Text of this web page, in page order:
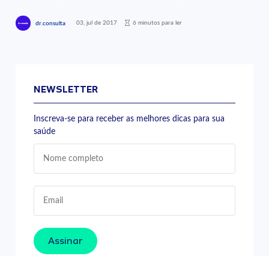
dr.consulta 03, jul de 2017 6 minutos para ler
NEWSLETTER
Inscreva-se para receber as melhores dicas para sua
saúde
Assinar